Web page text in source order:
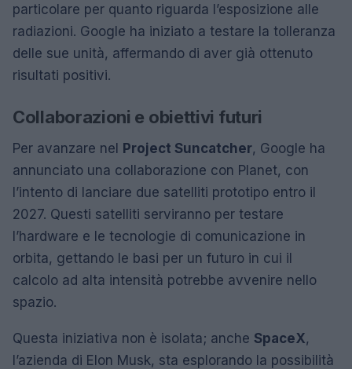
particolare per quanto riguarda l’esposizione alle
radiazioni. Google ha iniziato a testare la tolleranza
delle sue unità, affermando di aver già ottenuto
risultati positivi.
Collaborazioni e obiettivi futuri
Per avanzare nel Project Suncatcher, Google ha
annunciato una collaborazione con Planet, con
l’intento di lanciare due satelliti prototipo entro il
2027. Questi satelliti serviranno per testare
l’hardware e le tecnologie di comunicazione in
orbita, gettando le basi per un futuro in cui il
calcolo ad alta intensità potrebbe avvenire nello
spazio.
Questa iniziativa non è isolata; anche SpaceX,
l’azienda di Elon Musk, sta esplorando la possibilità